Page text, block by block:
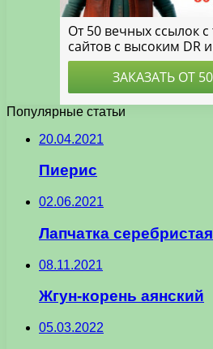
Популярные статьи
20.04.2021
Пиерис
02.06.2021
Лапчатка серебристая
08.11.2021
Жгун-корень аянский
05.03.2022